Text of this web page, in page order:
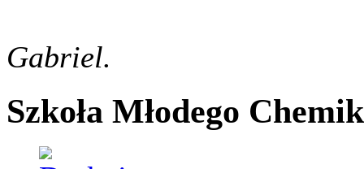
Gabriel.
Szkoła Młodego